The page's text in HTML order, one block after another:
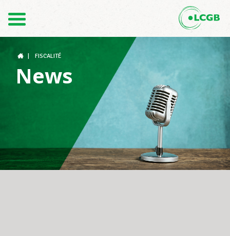
DE
Structures syndicales
Assistance au Travail
FISCALITÉ
News